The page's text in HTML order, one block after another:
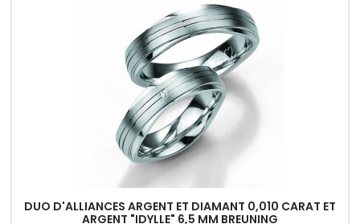
DUO D'ALLIANCES ARGENT ET DIAMANT 0,010 CARAT ET
ARGENT "IDYLLE" 6,5 MM BREUNING